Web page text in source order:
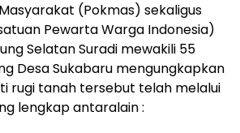
(Pokmas) sekaligus
Pewarta Warga Indonesia)
Selatan Suradi mewakili 55
Desa Sukabaru mengungkapkan
rugi tanah tersebut telah melalui
lengkap antaralain :